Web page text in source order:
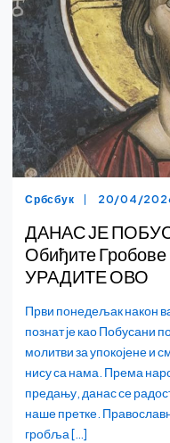
Србсбук 20/04/
ДАНАС ЈЕ
Обиђите
УРАДИТЕ ОВО
Први понедељак након
познат је као Побусани
молитви за упокојене и
нису са нама. Према
предању, данас се
наше претке.
гробља […]